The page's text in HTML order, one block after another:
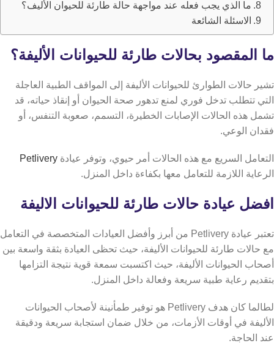
ما الذي يجب فعله عند مواجهة حالة طارئة للحيوان الأليف؟
الاسئلة الشائعة
ما المقصود بحالات طارئة للحيوانات الأليفة؟
تشير حالات الطوارئ للحيوانات الأليفة إلى المواقف الطبية العاجلة
التي تتطلب تدخل فوري لمنع تدهور صحة الحيوان أو إنقاذ حياته، قد
تشمل هذه الحالات الإصابات الخطيرة، التسمم، صعوبة التنفس، أو
فقدان الوعي.
التعامل السريع مع هذه الحالات أمر حيوي، وتوفر عيادة Petlivery
الرعاية اللازمة للتعامل معها بكفاءة داخل المنزل.
افضل عيادة حالات طارئة للحيوانات الاليفة
تعتبر عيادة Petlivery من أبرز وأفضل العيادات المتخصصة في التعامل
مع حالات طارئة للحيوانات الأليفة، حيث تحظى العيادة بثقة واسعة بين
أصحاب الحيوانات الأليفة، حيث اكتسبت سمعة قوية نتيجة التزامها
بتقديم رعاية طبية سريعة وفعالة داخل المنزل.
لطالما كان هدف Petlivery هو توفير طمأنينة لأصحاب الحيوانات
الأليفة في أوقات الأزمات، من خلال ضمان استجابة سريعة ودقيقة
عند الحاجة.